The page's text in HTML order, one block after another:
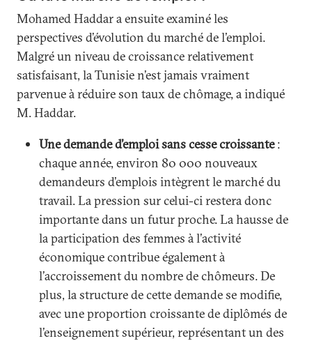
Mohamed Haddar a ensuite examiné les
perspectives d’évolution du marché de l’emploi.
Malgré un niveau de croissance relativement
satisfaisant, la Tunisie n’est jamais vraiment
parvenue à réduire son taux de chômage, a indiqué
M. Haddar.
Une demande d’emploi sans cesse croissante:
chaque année, environ 80 000 nouveaux
demandeurs d’emplois intègrent le marché du
travail. La pression sur celui-ci restera donc
importante dans un futur proche. La hausse de
la participation des femmes à l’activité
économique contribue également à
l’accroissement du nombre de chômeurs. De
plus, la structure de cette demande se modifie,
avec une proportion croissante de diplômés de
l’enseignement supérieur, représentant un des